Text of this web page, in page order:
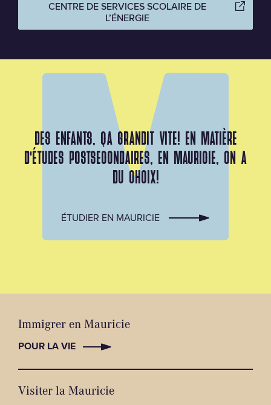
CENTRE DE SERVICES SCOLAIRE DE
L’ÉNERGIE
DES ENFANTS, ÇA GRANDIT VITE! EN MATIÈRE
D’ÉTUDES POSTSECONDAIRES, EN MAURICIE, ON A
DU CHOIX!
ÉTUDIER EN MAURICIE
Immigrer en Mauricie
POUR LA VIE
Visiter la Mauricie